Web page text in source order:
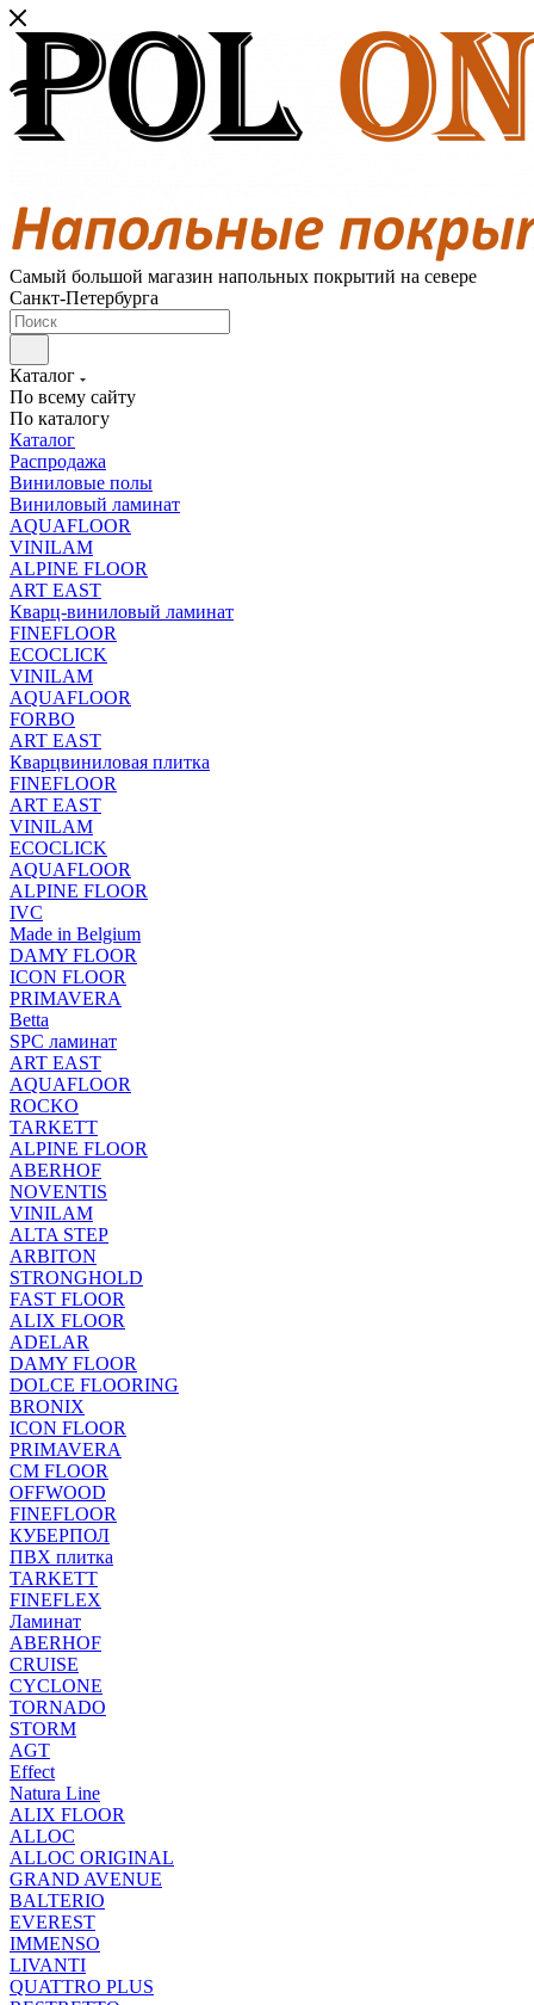
Самый большой магазин напольных покрытий на севере
Санкт-Петербурга
Каталог
По всему сайту
По каталогу
Каталог
Распродажа
Виниловые полы
Виниловый ламинат
AQUAFLOOR
VINILAM
ALPINE FLOOR
ART EAST
Кварц-виниловый ламинат
FINEFLOOR
ECOCLICK
VINILAM
AQUAFLOOR
FORBO
ART EAST
Кварцвиниловая плитка
FINEFLOOR
ART EAST
VINILAM
ECOCLICK
AQUAFLOOR
ALPINE FLOOR
IVC
Made in Belgium
DAMY FLOOR
ICON FLOOR
PRIMAVERA
Betta
SPC ламинат
ART EAST
AQUAFLOOR
ROCKO
TARKETT
ALPINE FLOOR
ABERHOF
NOVENTIS
VINILAM
ALTA STEP
ARBITON
STRONGHOLD
FAST FLOOR
ALIX FLOOR
ADELAR
DAMY FLOOR
DOLCE FLOORING
BRONIX
ICON FLOOR
PRIMAVERA
CM FLOOR
OFFWOOD
FINEFLOOR
КУБЕРПОЛ
ПВХ плитка
TARKETT
FINEFLEX
Ламинат
ABERHOF
CRUISE
CYCLONE
TORNADO
STORM
AGT
Effect
Natura Line
ALIX FLOOR
ALLOC
ALLOC ORIGINAL
GRAND AVENUE
BALTERIO
EVEREST
IMMENSO
LIVANTI
QUATTRO PLUS